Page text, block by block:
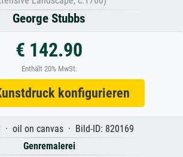
George Stubbs
€ 142.90
Enthält 20% MwSt.
konfigurieren
· oil on canvas · Bild-ID: 820169
Genremalerei